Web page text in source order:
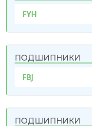
FYH
ПОДШИПНИКИ
FBJ
ПОДШИПНИКИ